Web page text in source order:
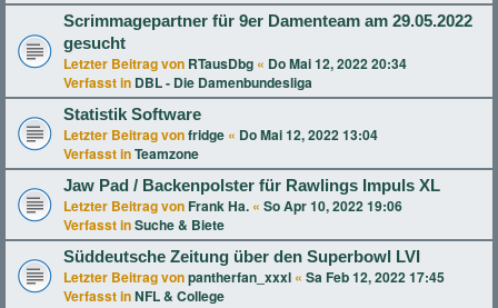
Scrimmagepartner für 9er Damenteam am 29.05.2022
gesucht
Letzter Beitrag von RTausDbg « Do Mai 12, 2022 20:34
Verfasst in DBL - Die Damenbundesliga
Statistik Software
Letzter Beitrag vonfridge « Do Mai 12, 2022 13:04
Verfasst inTeamzone
Jaw Pad / Backenpolster für Rawlings Impuls XL
Letzter Beitrag von Frank Ha. « So Apr 10, 2022 19:06
Verfasst inSuche & Biete
Süddeutsche Zeitung über den Superbowl LVI
Letzter Beitrag vonpantherfan_xxxl « Sa Feb 12, 2022 17:45
Verfasst inNFL & College